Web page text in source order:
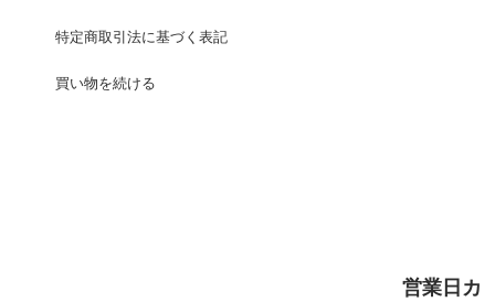
特定商取引法に基づく表記
買い物を続ける
営業日カ